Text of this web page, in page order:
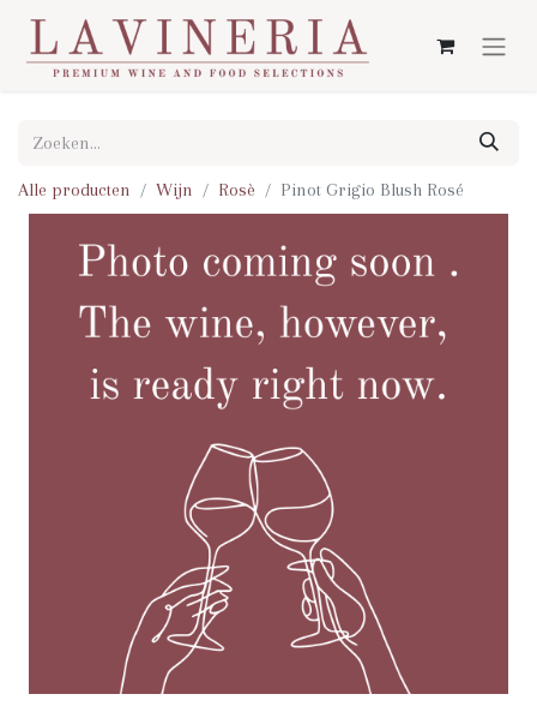
Alle producten Wijn Rosè Pinot Grigio Blush Rosé